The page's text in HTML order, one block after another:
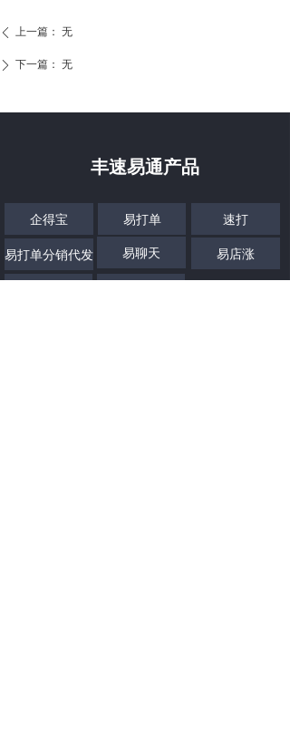
ꄲ 下一篇： 无
ꄴ 上一篇： 无
丰速易通产品
易店涨
易聊天
易打单
企得宝 速打
易打单分销代发